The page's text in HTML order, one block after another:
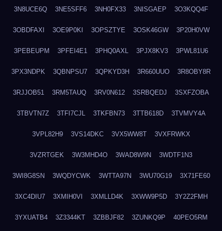
3N8UCE6Q 3NE5SFF6 3NH0FX33 3NISGAEP 3O3KQQ4F
3OBDFAXI 3OE9P0KI 3OPSZTYE 3OSK46GW 3P20H0VW
3PEBEUPM 3PFEI4E1 3PHQ0AXL 3PJX8KV3 3PWL81U6
3PX3NDPK 3QBNPSU7 3QPKYD3H 3R660UUO 3R8OBY8R
3RJJOB51 3RM5TAUQ 3RV0N612 3SRBQEDJ 3SXFZOBA
3TBVTN7Z 3TFI7CJL 3TKFBN73 3TTB618D 3TVMVY4A
3VPL82H9 3VS14DKC 3VX5WW8T 3VXFRWKX
3VZRTGEK 3W3MHD4O 3WAD8W9N 3WDTF1N3
3WI8G8SN 3WQDYCWK 3WTTA97N 3WU70G19 3X71FE60
3XC4DIU7 3XMIH0VI 3XMLLD4K 3XWW9P5D 3Y2Z2FMH
3YXUATB4 3Z3344KT 3ZBBJF82 3ZUNKQ9P 40PEO5RM